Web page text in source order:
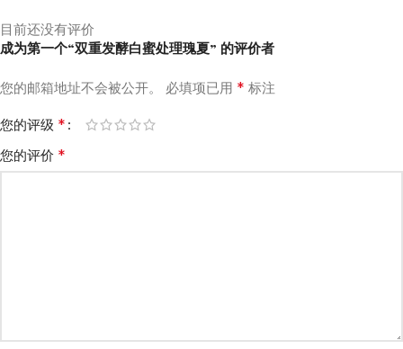
目前还没有评价
成为第一个“双重发酵白蜜处理瑰夏” 的评价者
您的邮箱地址不会被公开。 必填项已用 * 标注
您的评级 *
您的评价 *